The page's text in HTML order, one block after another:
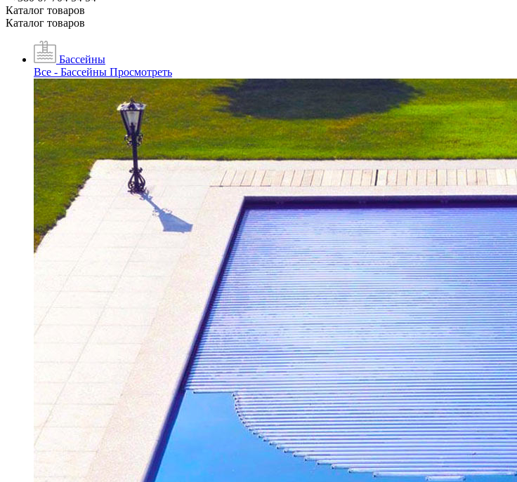
Каталог товаров
Каталог товаров
Бассейны
Все - Бассейны Просмотреть